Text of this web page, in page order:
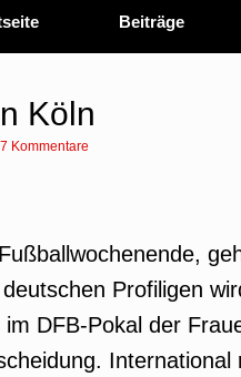
Beiträge
Köln
Kommentare
Profiligen
DFB-Pokal der